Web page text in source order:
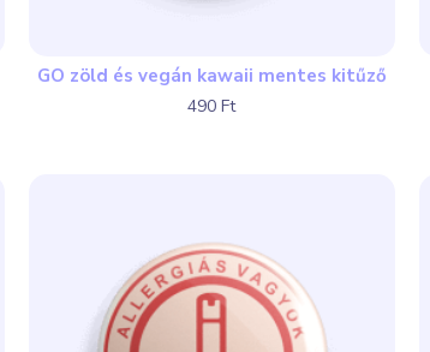
GO zöld és vegán kawaii mentes kitűző
490 Ft